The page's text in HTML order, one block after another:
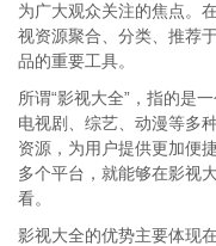
为广大观众关注的焦点。
视资源聚合、分类、推荐
品的重要工具。
所谓“影视大全”，指的是
电视剧、综艺、动漫等多
资源，为用户提供更加便
多个平台，就能够在影视
看。
影视大全的优势主要体现